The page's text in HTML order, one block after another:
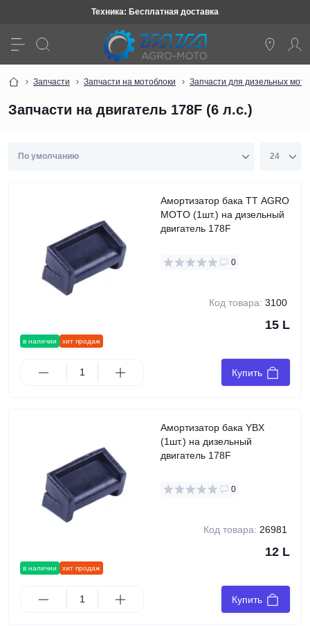
Техника: Бесплатная доставка
Запчасти Запчасти на мотоблоки Запчасти для дизельных
Запчасти на двигатель 178F (6 л.с.)
в наличии хит продаж
Амортизатор бака TT AGRO
MOTO (1шт.) на дизельный
двигатель 178F
0
Код товара: 3100
15 L
Купить
в наличии хит продаж
Амортизатор бака YBX
(1шт.) на дизельный
двигатель 178F
0
Код товара: 26981
12 L
Купить